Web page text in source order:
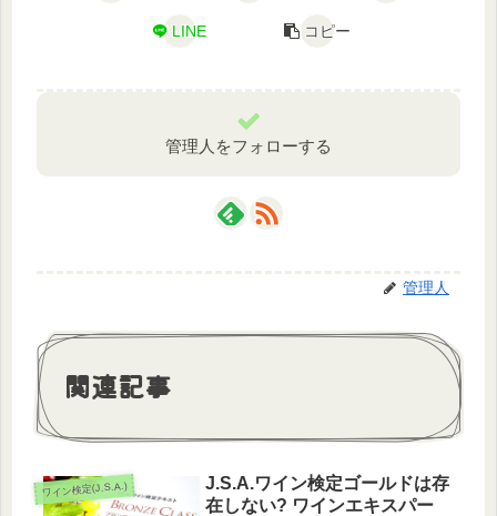
LINE コピー
管理人をフォローする
管理人
関連記事
ワイン検定(J.S.A.)
J.S.A.ワイン検定ゴールドは存
在しない? ワインエキスパー